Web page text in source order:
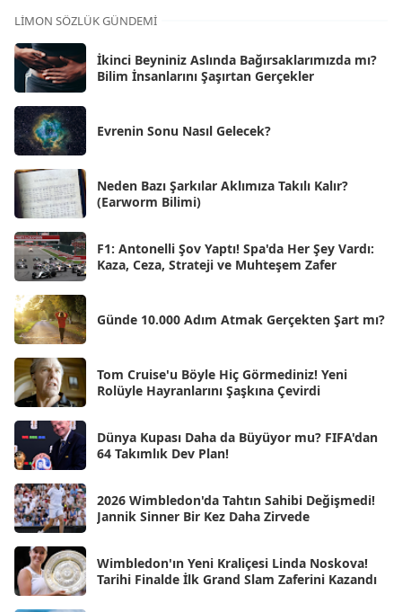
Kas 2025
Eki 2025
Eyl 2025 [56]
Ağu 2025
Tem 2025
Haz 2025
May 2025 [54]
Nis 2025 [56]
Mar 2025
Şub 2025
Oca 2025
Ara 2024 [25]
Kas 2024
Eki 2024 [46]
Eyl 2024
Ağu 2024 [10]
Tem 2024
Haz 2024 [30]
LIMON SÖZLÜK GÜNDEMI
İkinci Beyniniz Aslında Bağırsaklarımızda mı?
Bilim İnsanlarını Şaşırtan Gerçekler
Evrenin Sonu Nasıl Gelecek?
Neden Bazı Şarkılar Aklımıza Takılı Kalır?
(Earworm Bilimi)
F1: Antonelli Şov Yaptı! Spa'da Her Şey Vardı:
Kaza, Ceza, Strateji ve Muhteşem Zafer
Günde 10.000 Adım Atmak Gerçekten Şart mı?
Tom Cruise'u Böyle Hiç Görmediniz! Yeni
Rolüyle Hayranlarını Şaşkına Çevirdi
Dünya Kupası Daha da Büyüyor mu? FIFA'dan
64 Takımlık Dev Plan!
2026 Wimbledon'da Tahtın Sahibi Değişmedi!
Jannik Sinner Bir Kez Daha Zirvede
Wimbledon'ın Yeni Kraliçesi Linda Noskova!
Tarihi Finalde İlk Grand Slam Zaferini Kazandı